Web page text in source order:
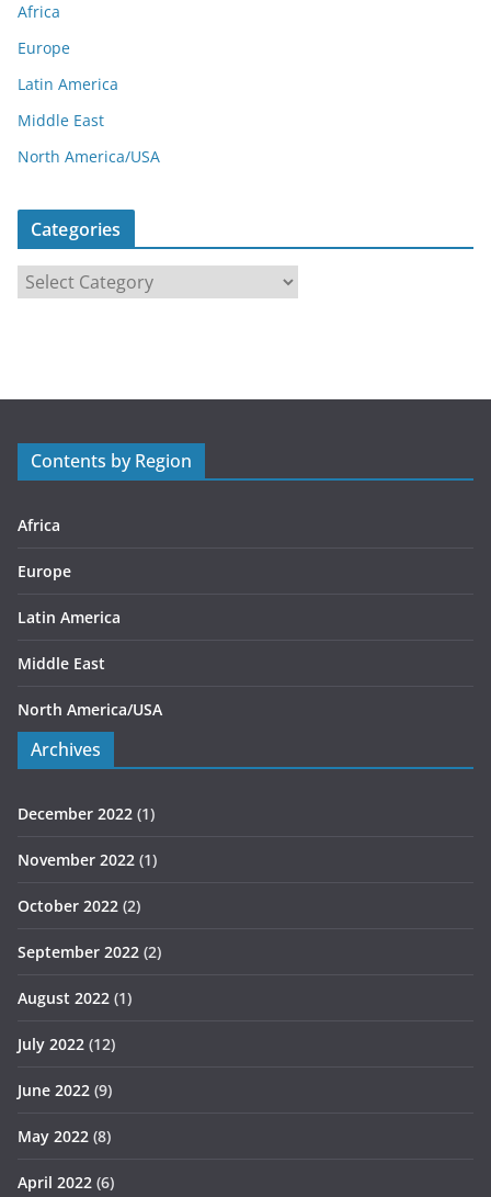
Africa
Europe
Latin America
Middle East
North America/USA
Categories
a
r
s
Contents by Region
Africa
Europe
Latin America
Middle East
North America/USA
Archives
December 2022 (1)
November 2022 (1)
October 2022 (2)
September 2022 (2)
August 2022 (1)
July 2022 (12)
June 2022 (9)
May 2022 (8)
April 2022 (6)